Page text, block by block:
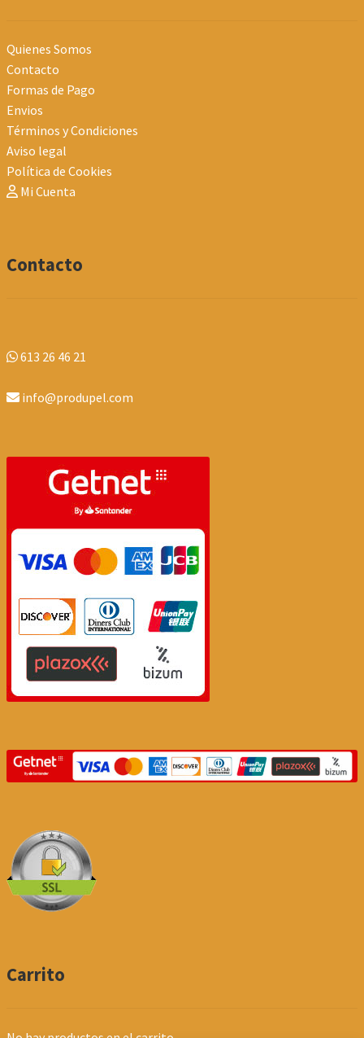
Quienes Somos
Contacto
Formas de Pago
Envios
Términos y Condiciones
Aviso legal
Política de Cookies
Mi Cuenta
Contacto
613 26 46 21
info@produpel.com
Carrito